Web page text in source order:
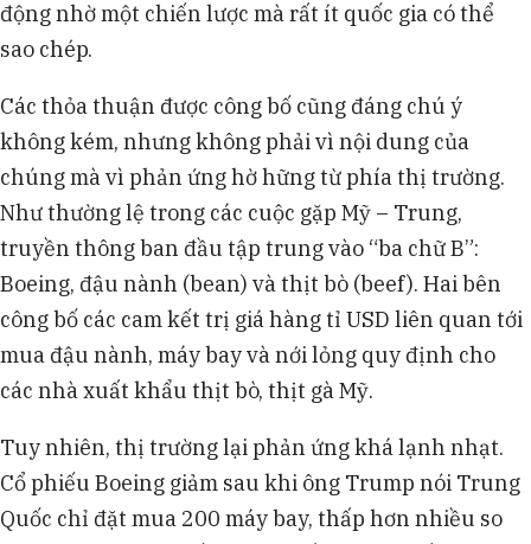
động nhờ một chiến lược mà rất ít quốc gia có thể
sao chép.
Các thỏa thuận được công bố cũng đáng chú ý
không kém, nhưng không phải vì nội dung của
chúng mà vì phản ứng hờ hững từ phía thị trường.
Như thường lệ trong các cuộc gặp Mỹ – Trung,
truyền thông ban đầu tập trung vào “ba chữ B”:
Boeing, đậu nành (bean) và thịt bò (beef). Hai bên
công bố các cam kết trị giá hàng tỉ USD liên quan tới
mua đậu nành, máy bay và nới lỏng quy định cho
các nhà xuất khẩu thịt bò, thịt gà Mỹ.
Tuy nhiên, thị trường lại phản ứng khá lạnh nhạt.
Cổ phiếu Boeing giảm sau khi ông Trump nói Trung
Quốc chỉ đặt mua 200 máy bay, thấp hơn nhiều so